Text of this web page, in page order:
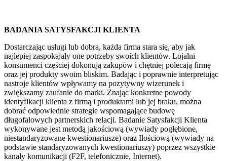
BADANIA SATYSFAKCJI KLIENTA
Dostarczając usługi lub dobra, każda firma stara się, aby jak
najlepiej zaspokajały one potrzeby swoich klientów. Lojalni
konsumenci częściej dokonują zakupów i chętniej polecają firmę
oraz jej produkty swoim bliskim. Badając i poprawnie interpretując
nastroje klientów wpływamy na pozytywny wizerunek i
zwiększamy zaufanie do marki. Znając konkretne powody
identyfikacji klienta z firmą i produktami lub jej braku, można
dobrać odpowiednie strategie wspomagające budowę
długofalowych partnerskich relacji. Badanie Satysfakcji Klienta
wykonywane jest metodą jakościową (wywiady pogłębione,
niestandaryzowane kwestionariusze) oraz Ilościową (wywiady na
podstawie standaryzowanych kwestionariuszy) poprzez wszystkie
kanały komunikacji (F2F, telefonicznie, Internet).